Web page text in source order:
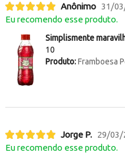
Anônimo 31/
Eu recomendo esse produto.
Simplismente
10
Produto:Framboesa
Jorge P. 29/03/
Eu recomendo esse produto.